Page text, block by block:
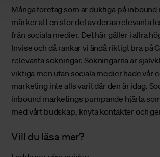
Många företag som är duktiga på
märker att en stor del av deras relevanta
från sociala medier. Det här gäller i allra
Invise och då rankar vi ändå riktigt bra på
relevanta sökningar. Sökningarna är
viktiga men utan sociala medier hade vår
marketing inte alls varit där den är idag.
inbound marketings pumpande hjärta
med vårt budskap, knyta kontakter och
Vill du läsa mer?